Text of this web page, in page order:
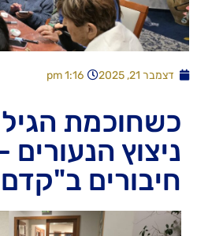
דצמבר 21, 2025 1:16 pm
כשחוכמת
ניצוץ
חיבורים